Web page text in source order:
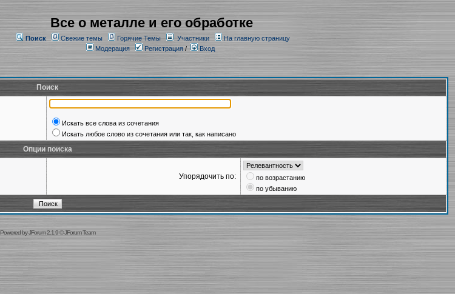
Все о металле и его обработке
Поиск Свежие темы Горячие Темы Участники
На главную страницу
Модерация
Регистрация/ Вход
Поиск
Искать все слова из сочетания
Искать любое слово из сочетания или так, как написано
Опции поиска
Упорядочить по:
по возрастанию
по убыванию
Powered byJForum 2.1.9©JForum Team